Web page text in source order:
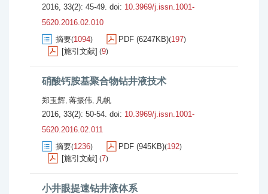
2016, 33(2): 45-49. doi: 10.3969/j.issn.1001-
5620.2016.02.010
摘要(1094) PDF (6247KB)(197)
[施引文献] (9)
硝酸钙胺基聚合物钻井液技术
郑玉辉, 蒋振伟, 凡帆
2016, 33(2): 50-54. doi: 10.3969/j.issn.1001-
5620.2016.02.011
摘要(1236) PDF (945KB)(192)
[施引文献] (7)
小井眼提速钻井液体系